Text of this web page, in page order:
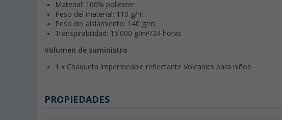
Material: 100% poliéster
Peso del material: 110 g/m
Peso del aislamiento: 140 g/m
Transpirabilidad: 15.000 g/m²/24 horas
Volumen de suministro
1 x Chaqueta impermeable reflectante Volcanics para niños
PROPIEDADES